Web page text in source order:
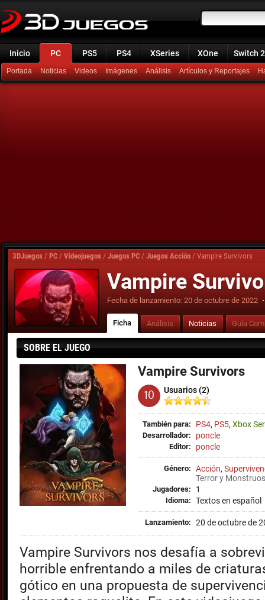
Inicio PC PS5 PS4 XSeries XOne Switch 2
Portada Noticias Videos Imágenes Análisis Artículos y Reportajes
3DJuegos / PC / Videojuegos / Juegos PC / Juegos Acción / Vampire Survivors
Vampire
Fecha de lanzamiento: 20 de octubre de 2022
Ficha Análisis Noticias Guía
SOBRE EL JUEGO
Vampire Survivors
10 Usuarios (2)
También para: PS4, PS5, Xbox
Desarrollador: poncle
Editor: poncle
Género: Acción,
Terrory Monstruos
Jugadores: 1
Idioma: Textos en español
Lanzamiento: 20 de octubre de
Vampire Survivors nos desafía a
horrible enfrentando a miles de
gótico en una propuesta de